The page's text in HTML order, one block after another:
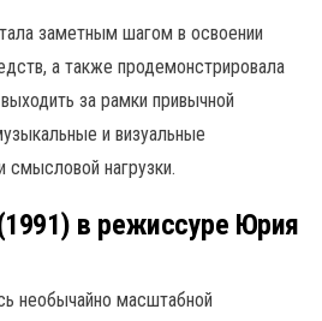
заметным шагом в освоении
а также продемонстрировала
за рамки привычной
и визуальные
смысловой нагрузки.
в режиссуре Юрия
необычайно масштабной